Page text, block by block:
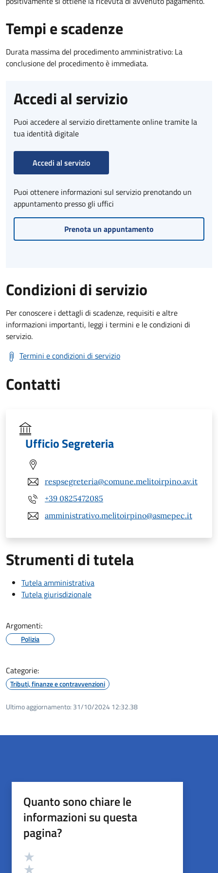
Tempi e scadenze
Durata massima del procedimento amministrativo: La
conclusione del procedimento è immediata.
Accedi al servizio
Puoi accedere al servizio direttamente online tramite la
tua identità digitale
Accedi al servizio
Puoi ottenere informazioni sul servizio prenotando un
appuntamento presso gli uffici
Prenota un appuntamento
Condizioni di servizio
Per conoscere i dettagli di scadenze, requisiti e altre
informazioni importanti, leggi i termini e le condizioni di
servizio.
Termini e condizioni di servizio
Contatti
Ufficio Segreteria
respsegreteria@comune.melitoirpino.av.it
+39 0825472085
amministrativo.melitoirpino@asmepec.it
Strumenti di tutela
Tutela amministrativa
Tutela giurisdizionale
Argomenti:
Polizia
Categorie:
Tributi, finanze e contravvenzioni
Ultimo aggiornamento: 31/10/2024 12:32.38
Quanto sono chiare le
informazioni su questa
pagina?
Valutazione